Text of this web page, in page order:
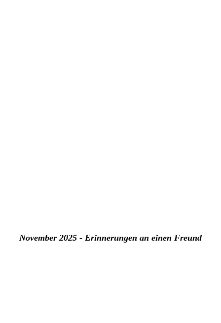
November 2025 - Erinnerungen an einen Freund